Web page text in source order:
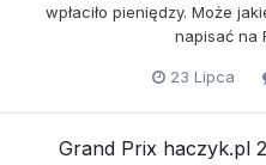
wpłaciło pieniędzy. Może
napisać na
23 Lipca
Grand Prix haczyk.pl